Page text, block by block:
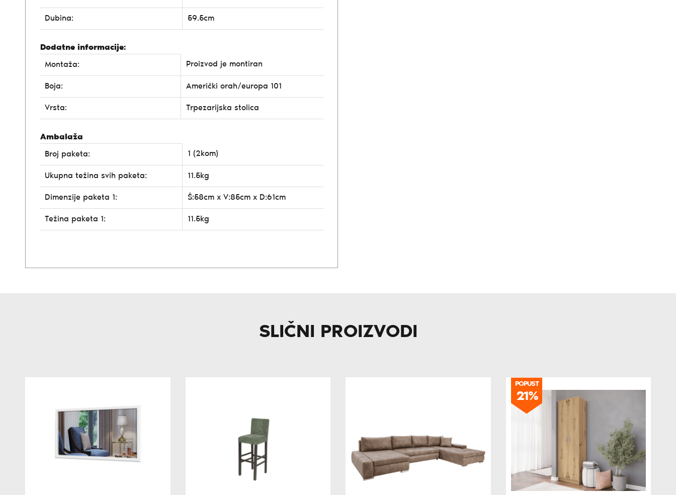
Dubina: 59.5cm
Dodatne informacije:
Montaža:
Proizvod je montiran
Boja: Američki orah/europa 101
Vrsta: Trpezarijska stolica
Ambalaža
Broj paketa:
1 (2kom)
Ukupna težina svih paketa: 11.5kg
Dimenzije paketa 1: Š:58cm x V:85cm x D:61cm
Težina paketa 1: 11.5kg
SLIČNI PROIZVODI
POPUST
21%